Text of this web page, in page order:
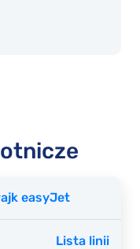
easyJet
Lista linii